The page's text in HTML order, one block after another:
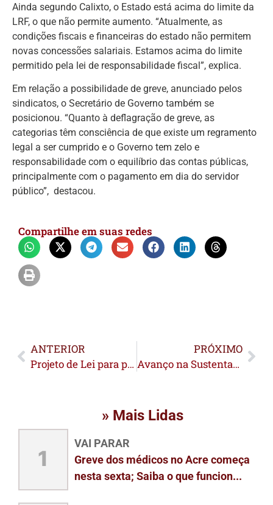
Ainda segundo Calixto, o Estado está acima do limite da
LRF, o que não permite aumento. “Atualmente, as
condições fiscais e financeiras do estado não permitem
novas concessões salariais. Estamos acima do limite
permitido pela lei de responsabilidade fiscal”, explica.
Em relação a possibilidade de greve, anunciado pelos
sindicatos, o Secretário de Governo também se
posicionou. “Quanto à deflagração de greve, as
categorias têm consciência de que existe um regramento
legal a ser cumprido e o Governo tem zelo e
responsabilidade com o equilíbrio das contas públicas,
principalmente com o pagamento em dia do servidor
público”, destacou.
Compartilhe em suas redes
ANTERIOR
Projeto de Lei para promoção da alimentação adequada e saudável nas escolas de Rio Branco é apresentado na Câmara de Vereadores
PRÓXIMO
Avanço na Sustentabilidade: Desligamento de usinas térmicas e energia limpa para o Acre
» Mais Lidas
1
VAI PARAR
Greve dos médicos no Acre começa
nesta sexta; Saiba o que funcion...